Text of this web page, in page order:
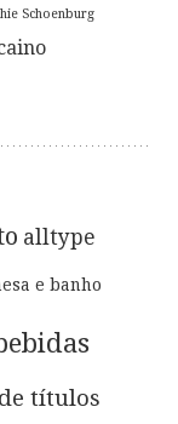
Schoenburg
alltype
e banho
títulos